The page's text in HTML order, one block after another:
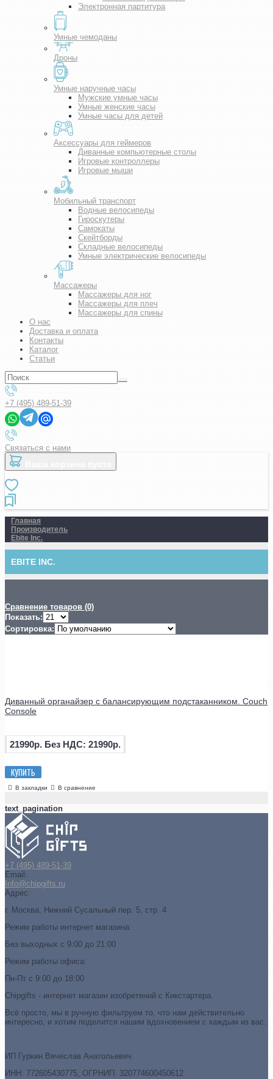
Электронная партитура
Умные чемоданы
Дроны
Умные наручные часы
Мужские умные часы
Умные женские часы
Умные часы для детей
Аксессуары для геймеров
Диванные компьютерные столы
Игровые контроллеры
Игровые мыши
Мобильный транспорт
Водные велосипеды
Гироскутеры
Самокаты
Скейтборды
Складные велосипеды
Умные электрические велосипеды
Массажеры
Массажеры для ног
Массажеры для плеч
Массажеры для спины
О нас
Доставка и оплата
Контакты
Каталог
Статьи
+7 (495) 489-51-39
Связаться с нами
Главная
Производитель
Ebite Inc.
EBITE INC.
Сравнение товаров (0)
Показать:
Сортировка:
Диванный органайзер с балансирующим подстаканником. Couch
Console
21990р. Без НДС: 21990р.
КУПИТЬ
В закладки В сравнение
text_pagination
+7 (495) 489-51-39
Email:
Info@chipgifts.ru
Адрес:
г. Москва, Нижний Сусальный пер. 5, стр. 4
Режим работы интернет магазина:
Без выходных с 9:00 до 21:00
Режим работы офиса:
Пн-Пт с 9:00 до 18:00
Chipgifts - интернет магазин изобретений с Кикстартера.
Всё просто, мы в ручную фильтруем то, что нам действительно
интересно, и хотим поделится нашим вдохновением с каждым из вас.
ИП Гуркин Вячеслав Анатольевич
ИНН: 772605430775, ОГРНИП: 320774600450612